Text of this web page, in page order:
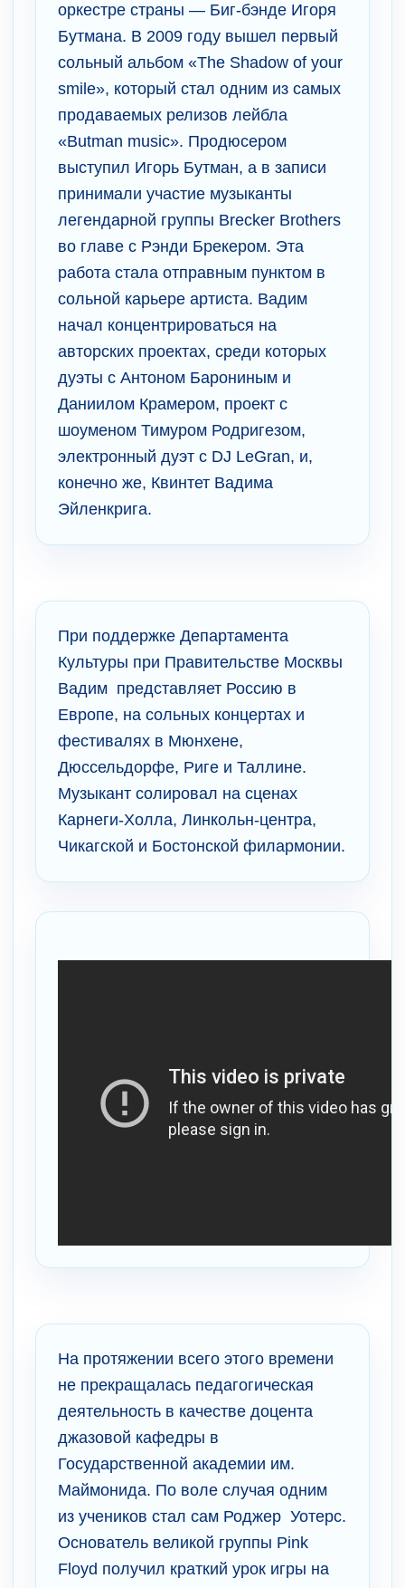
оркестре страны — Биг-бэнде Игоря
Бутмана. В 2009 году вышел первый
сольный альбом «The Shadow of your
smile», который стал одним из самых
продаваемых релизов лейбла
«Butman music». Продюсером
выступил Игорь Бутман, а в записи
принимали участие музыканты
легендарной группы Brecker Brothers
во главе с Рэнди Брекером. Эта
работа стала отправным пунктом в
сольной карьере артиста. Вадим
начал концентрироваться на
авторских проектах, среди которых
дуэты с Антоном Барониным и
Даниилом Крамером, проект с
шоуменом Тимуром Родригезом,
электронный дуэт с DJ LeGran, и,
конечно же, Квинтет Вадима
Эйленкрига.
При поддержке Департамента
Культуры при Правительстве Москвы
Вадим представляет Россию в
Европе, на сольных концертах и
фестивалях в Мюнхене,
Дюссельдорфе, Риге и Таллине.
Музыкант солировал на сценах
Карнеги-Холла, Линкольн-центра,
Чикагской и Бостонской филармонии.
На протяжении всего этого времени
не прекращалась педагогическая
деятельность в качестве доцента
джазовой кафедры в
Государственной академии им.
Маймонида. По воле случая одним
из учеников стал сам Роджер Уотерс.
Основатель великой группы Pink
Floyd получил краткий урок игры на